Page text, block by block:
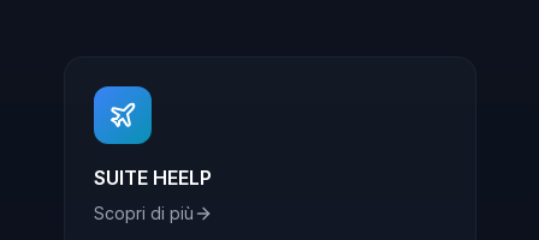
SUITE HEELP
Scopri di più